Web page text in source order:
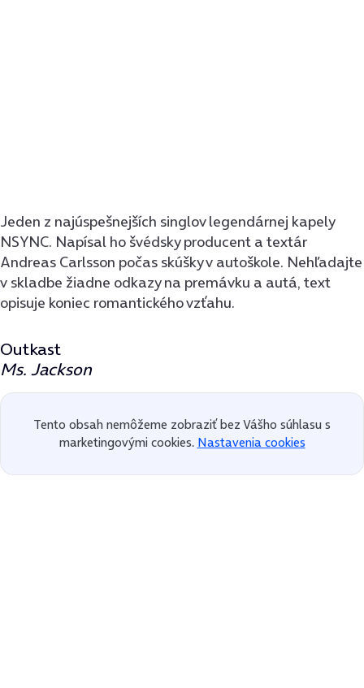
Jeden z najúspešnejších singlov legendárnej kapely
NSYNC. Napísal ho švédsky producent a textár
Andreas Carlsson počas skúšky v autoškole. Nehľadajte
v skladbe žiadne odkazy na premávku a autá, text
opisuje koniec romantického vzťahu.
Outkast
Ms. Jackson
Tento obsah nemôžeme zobraziť bez Vášho súhlasu s
marketingovými cookies. Nastavenia cookies